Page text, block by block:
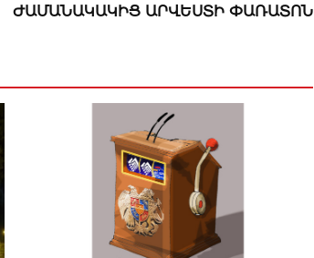
ԺԱՄԱՆԱԿԱԿԻՑ ԱՐՎԵՍՏԻ ՓԱՌԱՏՈՆ